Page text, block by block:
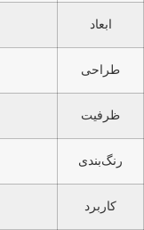
ابعاد
طراحی
ظرفیت
رنگ‌بندی
کاربرد